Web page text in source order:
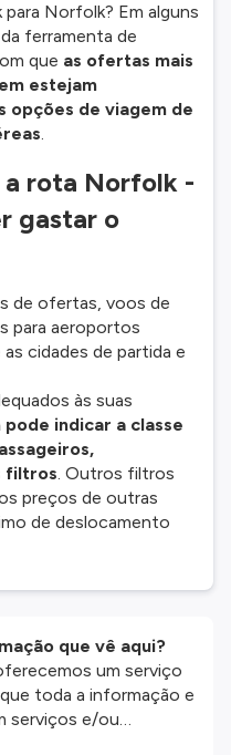
Norfolk? Em alguns
ferramenta de
que as ofertas mais
estejam
opções de viagem de
.
rota Norfolk -
gastar o
de ofertas, voos de
para aeroportos
cidades de partida e
às suas
indicar a classe
filtros. Outros filtros
preços de outras
de deslocamento
que vê aqui?
um serviço
toda a informação e
serviços e/ou
website são